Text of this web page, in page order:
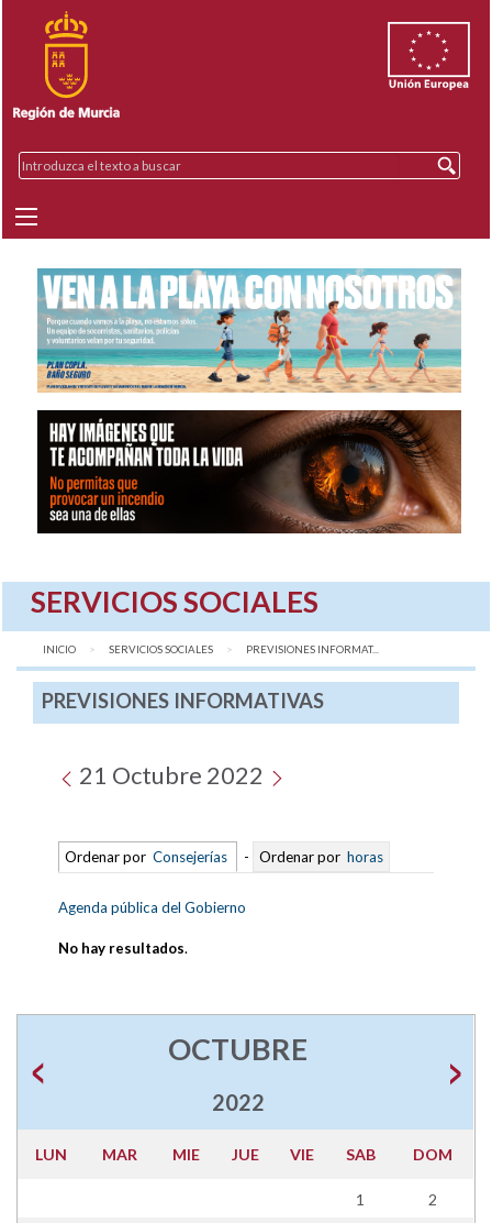
SERVICIOS SOCIALES
INICIO SERVICIOS SOCIALES AQUÍ:
PREVISIONES INFORMAT...
PREVISIONES INFORMATIVAS
21 Octubre 2022
Ordenar por Consejerías - Ordenar por horas
Agenda pública del Gobierno
No hay resultados.
OCTUBRE
2022
LUN MAR MIE JUE VIE SAB DOM
1 2